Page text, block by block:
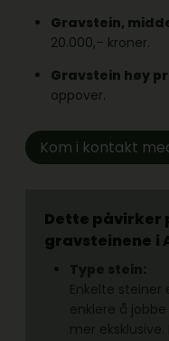
Gravstein,
20.000,– kroner.
Gravstein høy
oppover.
Kom i kontakt
Dette påvirker
gravsteinene i